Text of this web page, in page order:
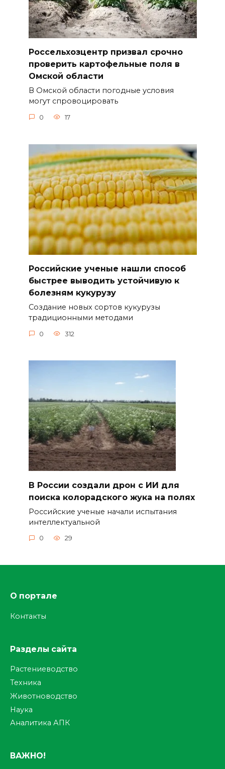
Россельхозцентр призвал срочно
проверить картофельные поля в
Омской области
В Омской области погодные условия
могут спровоцировать
0 17
Российские ученые нашли способ
быстрее выводить устойчивую к
болезням кукурузу
Создание новых сортов кукурузы
традиционными методами
0 312
В России создали дрон с ИИ для
поиска колорадского жука на полях
Российские ученые начали испытания
интеллектуальной
0 29
О портале
Контакты
Разделы сайта
Растениеводство
Техника
Животноводство
Наука
Аналитика АПК
ВАЖНО!